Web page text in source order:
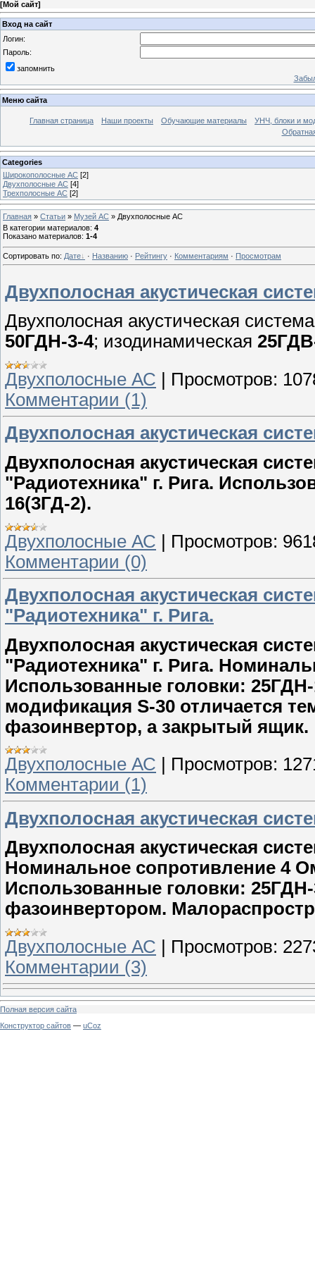
[Мой сайт]
Вход на сайт
Логин:
Пароль:
запомнить
Меню сайта
Главная страница Наши проекты Обучающие материалы
УНЧ, блоки и
Categories
Широкополосные АС [2]
Двухполосные АС [4]
Трехполосные АС [2]
Главная » Статьи » Музей АС » Двухполосные АС
В категории материалов: 4
Показано материалов: 1-4
Сортировать по: Дате · Названию · Рейтингу · Комментариям · Просмотрам
Двухполосная акустическая
Двухполосная акустическая система
50ГДН-3-4; изодинамическая
Двухполосные АС
Просмотров:
Комментарии (1)
Двухполосная акустическая
Двухполосная акустическая
"Радиотехника" г. Рига.
16(3ГД-2).
Двухполосные АС | Просмотров:
Комментарии (0)
Двухполосная акустическая
"Радиотехника" г. Рига.
Двухполосная акустическая
"Радиотехника" г. Рига.
Использованные головки:
модификация S-30 отличается
фазоинвертор, а закрытый ящик.
Двухполосные АС
Просмотров:
Комментарии (1)
Двухполосная акустическая
Двухполосная акустическая
Номинальное сопротивление 4
Использованные головки:
фазоинвертором.
Двухполосные АС
Просмотров:
Комментарии (3)
Полная версия сайта
Конструктор сайтов — uCoz